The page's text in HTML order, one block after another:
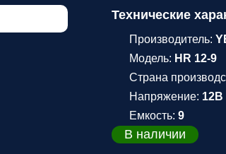
Технические
Производитель:
Модель: HR 12-9
Страна
Напряжение: 12В
Емкость:9
В наличии